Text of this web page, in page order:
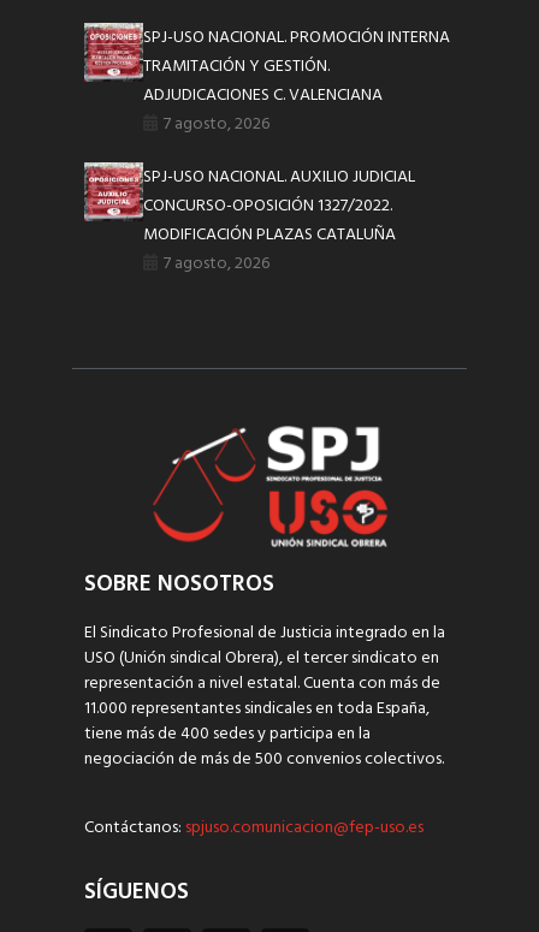
SPJ-USO NACIONAL. PROMOCIÓN INTERNA
TRAMITACIÓN Y GESTIÓN.
ADJUDICACIONES C. VALENCIANA
7 agosto, 2026
SPJ-USO NACIONAL. AUXILIO JUDICIAL
CONCURSO-OPOSICIÓN 1327/2022.
MODIFICACIÓN PLAZAS CATALUÑA
7 agosto, 2026
SOBRE NOSOTROS
El Sindicato Profesional de Justicia integrado en la
USO (Unión sindical Obrera), el tercer sindicato en
representación a nivel estatal. Cuenta con más de
11.000 representantes sindicales en toda España,
tiene más de 400 sedes y participa en la
negociación de más de 500 convenios colectivos.
Contáctanos: spjuso.comunicacion@fep-uso.es
SÍGUENOS